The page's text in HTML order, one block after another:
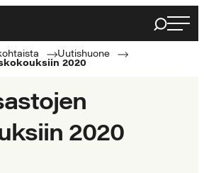
Haku
Uutishuone
2020
2020